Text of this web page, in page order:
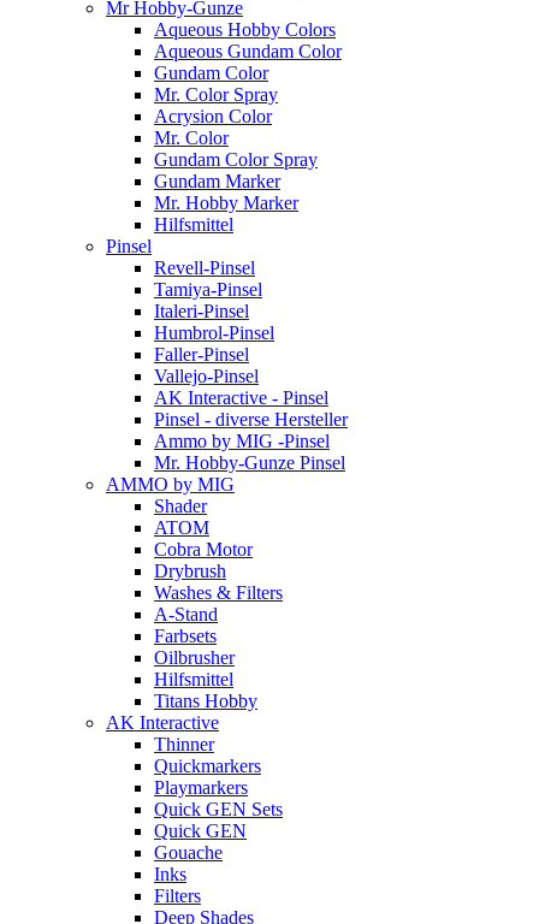
Mr Hobby-Gunze
Aqueous Hobby Colors
Aqueous Gundam Color
Gundam Color
Mr. Color Spray
Acrysion Color
Mr. Color
Gundam Color Spray
Gundam Marker
Mr. Hobby Marker
Hilfsmittel
Pinsel
Revell-Pinsel
Tamiya-Pinsel
Italeri-Pinsel
Humbrol-Pinsel
Faller-Pinsel
Vallejo-Pinsel
AK Interactive - Pinsel
Pinsel - diverse Hersteller
Ammo by MIG -Pinsel
Mr. Hobby-Gunze Pinsel
AMMO by MIG
Shader
ATOM
Cobra Motor
Drybrush
Washes & Filters
A-Stand
Farbsets
Oilbrusher
Hilfsmittel
Titans Hobby
AK Interactive
Thinner
Quickmarkers
Playmarkers
Quick GEN Sets
Quick GEN
Gouache
Inks
Filters
Deep Shades